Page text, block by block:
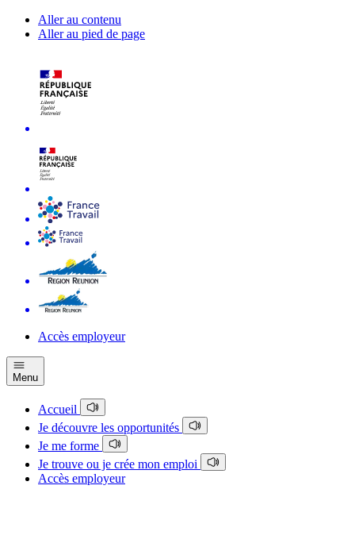
Aller au contenu
Aller au pied de page
Accès employeur
Menu
Accueil
Je découvre les opportunités
Je me forme
Je trouve ou je crée mon emploi
Accès employeur